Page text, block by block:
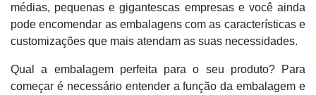
médias, pequenas e gigantescas empresas e você ainda
pode encomendar as embalagens com as características e
customizações que mais atendam as suas necessidades.
Qual a embalagem perfeita para o seu produto? Para
começar é necessário entender a função da embalagem e